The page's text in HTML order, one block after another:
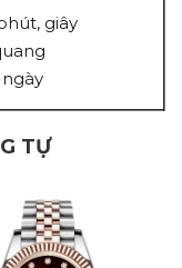
giây
TỰ